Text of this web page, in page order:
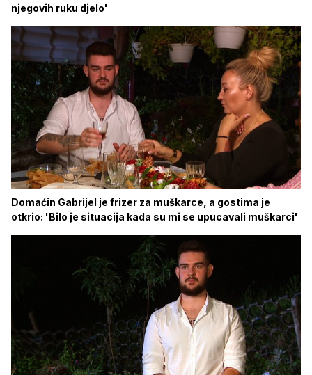
njegovih ruku djelo'
Domaćin Gabrijel je frizer za muškarce, a gostima je
otkrio: 'Bilo je situacija kada su mi se upucavali muškarci'